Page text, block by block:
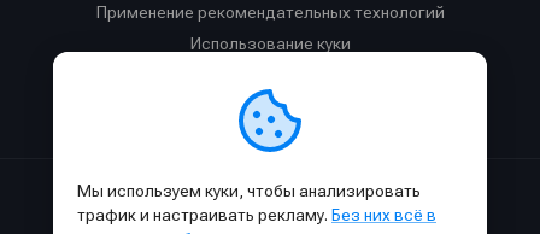
Применение рекомендательных технологий
Использование куки
Правила общения в Телеграм-чате
Сделано с к в SAMESOUND© 2015-2026.
Мы используем куки, чтобы анализировать
трафик и настраивать рекламу. Без них всё в